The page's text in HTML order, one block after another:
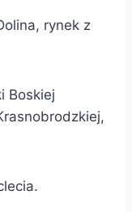
rynek z
Boskiej